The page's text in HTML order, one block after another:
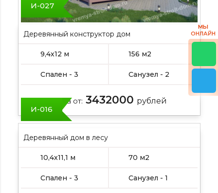
И-027
Деревянный конструктор дом
9,4х12 м 156 м2
Спален - 3 Санузел - 2
Цена от: 3432000 рублей
И-016
Деревянный дом в лесу
10,4х11,1 м 70 м2
Спален - 3 Санузел - 1
МЫ
ОНЛАЙН